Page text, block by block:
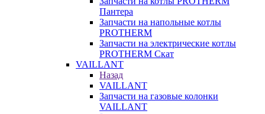
Пантера
Запчасти на напольные котлы
PROTHERM
Запчасти на электрические котлы
PROTHERM Скат
VAILLANT
Назад
VAILLANT
Запчасти на газовые колонки
VAILLANT